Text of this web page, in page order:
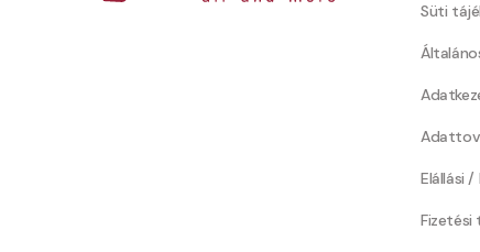
Süti
Elállási